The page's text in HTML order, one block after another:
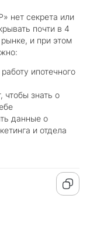
нет секрета или
почти в 4
и при этом
ипотечного
чтобы знать о
данные о
и отдела